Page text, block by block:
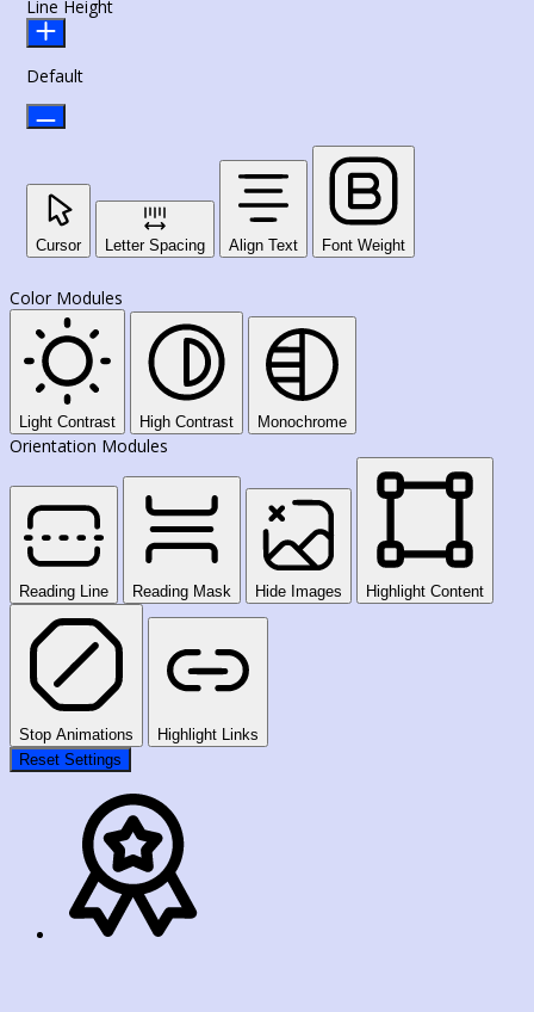
Line Height
Default
Cursor Letter Spacing Align Text Font Weight
Color Modules
Light Contrast High Contrast Monochrome
Orientation Modules
Reading Line Reading Mask Hide Images Highlight Content
Stop Animations
Highlight Links
Reset Settings